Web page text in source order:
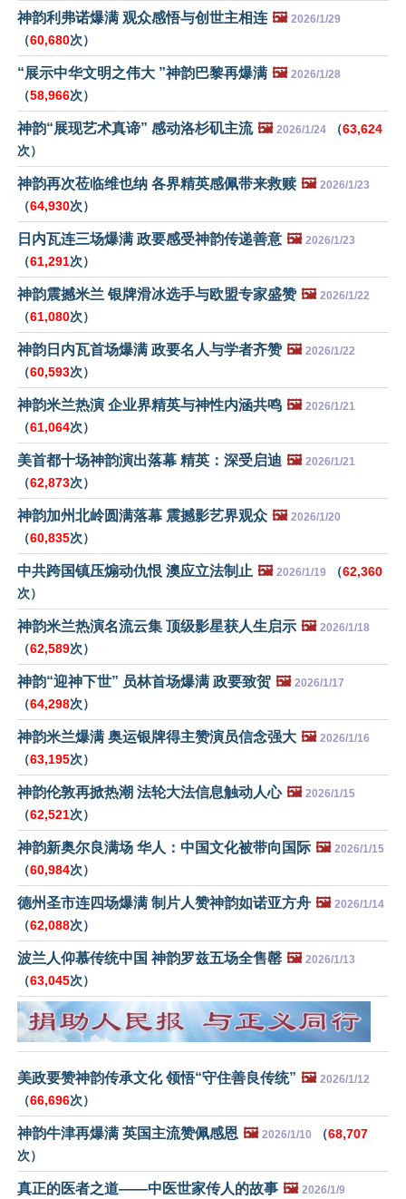
神韵利弗诺爆满 观众感悟与创世主相连 🖼️ 2026/1/29
（60,680次）
“展示中华文明之伟大 ”神韵巴黎再爆满 🖼️ 2026/1/28
（58,966次）
神韵“展现艺术真谛” 感动洛杉矶主流 🖼️ 2026/1/24 （63,624
次）
神韵再次莅临维也纳 各界精英感佩带来救赎 🖼️ 2026/1/23
（64,930次）
日内瓦连三场爆满 政要感受神韵传递善意 🖼️ 2026/1/23
（61,291次）
神韵震撼米兰 银牌滑冰选手与欧盟专家盛赞 🖼️ 2026/1/22
（61,080次）
神韵日内瓦首场爆满 政要名人与学者齐赞 🖼️ 2026/1/22
（60,593次）
神韵米兰热演 企业界精英与神性内涵共鸣 🖼️ 2026/1/21
（61,064次）
美首都十场神韵演出落幕 精英：深受启迪 🖼️ 2026/1/21
（62,873次）
神韵加州北岭圆满落幕 震撼影艺界观众 🖼️ 2026/1/20
（60,835次）
中共跨国镇压煽动仇恨 澳应立法制止 🖼️ 2026/1/19 （62,360
次）
神韵米兰热演名流云集 顶级影星获人生启示 🖼️ 2026/1/18
（62,589次）
神韵“迎神下世” 员林首场爆满 政要致贺 🖼️ 2026/1/17
（64,298次）
神韵米兰爆满 奥运银牌得主赞演员信念强大 🖼️ 2026/1/16
（63,195次）
神韵伦敦再掀热潮 法轮大法信息触动人心 🖼️ 2026/1/15
（62,521次）
神韵新奥尔良满场 华人：中国文化被带向国际 🖼️ 2026/1/15
（60,984次）
德州圣市连四场爆满 制片人赞神韵如诺亚方舟 🖼️ 2026/1/14
（62,088次）
波兰人仰慕传统中国 神韵罗兹五场全售罄 🖼️ 2026/1/13
（63,045次）
美政要赞神韵传承文化 领悟“守住善良传统” 🖼️ 2026/1/12
（66,696次）
神韵牛津再爆满 英国主流赞佩感恩 🖼️ 2026/1/10 （68,707
次）
真正的医者之道——中医世家传人的故事 🖼️ 2026/1/9